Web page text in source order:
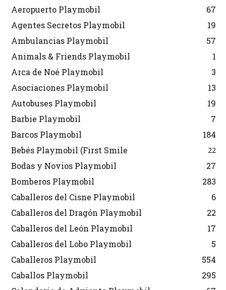
Aeropuerto Playmobil
67
Agentes Secretos Playmobil
19
Ambulancias Playmobil
57
Animals & Friends Playmobil
1
Arca de Noé Playmobil
3
Asociaciones Playmobil
13
Autobuses Playmobil
19
Barbie Playmobil
7
Barcos Playmobil
184
Bebés Playmobil (First Smile
22
Bodas y Novios Playmobil
27
Bomberos Playmobil
283
Caballeros del Cisne Playmobil
6
Caballeros del Dragón Playmobil
22
Caballeros del León Playmobil
17
Caballeros del Lobo Playmobil
5
Caballeros Playmobil
554
Caballos Playmobil
295